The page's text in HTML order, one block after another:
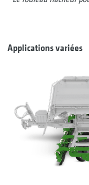
Applications variées